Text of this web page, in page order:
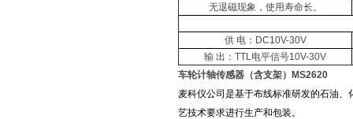
无退磁现象，使用寿命长。
供 电：DC10V-30V
输 出：TTL电平信号10V-30V
车轮计轴传感器（含支架）MS2620
麦科仪公司是基于布线标准研发的石油
艺技术要求进行生产和包装。